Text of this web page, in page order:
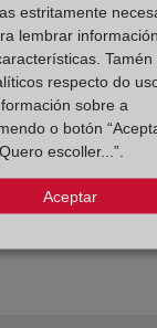
56 00 69
Registrador:
Vaqueiro
de Protección de
estritamente
lembrar información
Tamén
respecto do
sobre a
o botón
escoller...”.
Aceptar